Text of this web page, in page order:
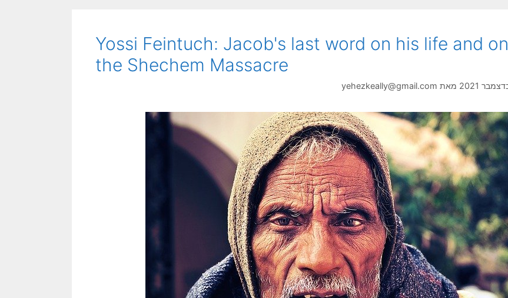
Yossi Feintuch: Jacob's last word on his life and on
the Shechem Massacre
מאת yehezkeally@gmail.com